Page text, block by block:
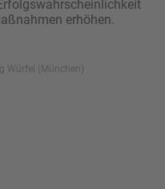
erhöhen.
Würfel (München)